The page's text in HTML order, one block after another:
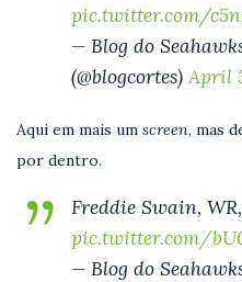
pic.twitter.com/
— Blog do
(@blogcortes)April
Aqui em mais um screen, mas
por dentro.
Freddie Swain,
pic.twitter.com/
— Blog do